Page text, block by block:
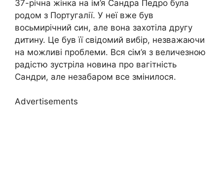
37-річна жінка на ім’я Сандра Педро була
родом з Португалії. У неї вже був
восьмирічний син, але вона захотіла другу
дитину. Це був її свідомий вибір, незважаючи
на можливі проблеми. Вся сім’я з величезною
радістю зустріла новина про вагітність
Сандри, але незабаром все змінилося.
Advertisements